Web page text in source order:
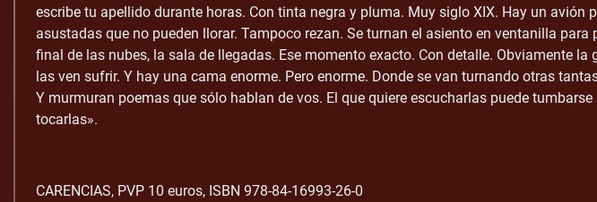
escribe tu apellido durante horas. Con tinta negra y pluma. Muy siglo XIX. Hay un avión
asustadas que no pueden llorar. Tampoco rezan. Se turnan el asiento en ventanilla para
final de las nubes, la sala de llegadas. Ese momento exacto. Con detalle. Obviamente la
las ven sufrir. Y hay una cama enorme. Pero enorme. Donde se van turnando otras
Y murmuran poemas que sólo hablan de vos. El que quiere escucharlas puede
tocarlas».
CARENCIAS, PVP 10 euros, ISBN 978-84-16993-26-0